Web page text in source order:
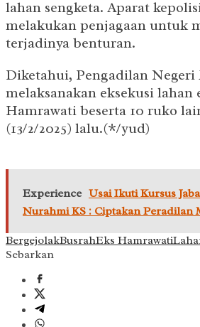
lahan sengketa. Aparat
melakukan penjagaan untuk
terjadinya benturan.
Diketahui, Pengadilan Negeri
melaksanakan eksekusi lahan
Hamrawati beserta 10 ruko
(13/2/2025) lalu.(*/yud)
Experience Usai Ikuti Kursus
Nurahmi KS : Ciptakan Peradilan
BergejolakBusrahEks Hamrawati
Sebarkan